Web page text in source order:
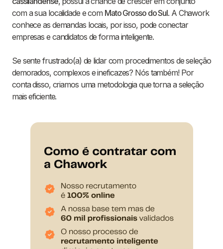
com a sua localidade e com Mato Grosso do Sul. A Chawork
conhece as demandas locais, por isso, pode conectar
empresas e candidatos de forma inteligente.
Se sente frustrado(a) de lidar com procedimentos de seleção
demorados, complexos e ineficazes? Nós também! Por
conta disso, criamos uma metodologia que torna a seleção
mais eficiente.